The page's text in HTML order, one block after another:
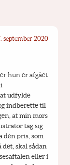
september 2020
hun er afgået
udfylde
indberette til
at min mors
tag sig
den pris, som
det, skal sådan
eller i